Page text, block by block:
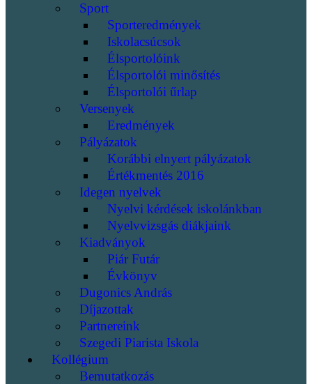
Sport
Sporteredmények
Iskolacsúcsok
Élsportolóink
Élsportolói minősítés
Élsportolói űrlap
Versenyek
Eredmények
Pályázatok
Korábbi elnyert pályázatok
Értékmentés 2016
Idegen nyelvek
Nyelvi kérdések iskolánkban
Nyelvvizsgás diákjaink
Kiadványok
Piár Futár
Évkönyv
Dugonics András
Díjazottak
Partnereink
Szegedi Piarista Iskola
Kollégium
Bemutatkozás